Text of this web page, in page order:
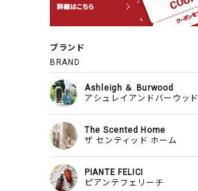
ブランド
BRAND
Ashleigh ＆ Burwood
アシュレイアンドバーウッド
The Scented Home
ザ センティッド ホーム
PIANTE FELICI
ピアンテフェリーチ